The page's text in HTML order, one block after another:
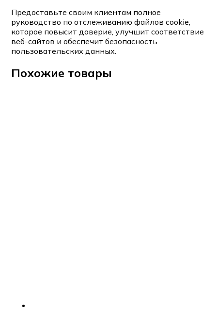
Предоставьте своим клиентам полное
руководство по отслеживанию файлов cookie,
которое повысит доверие, улучшит соответствие
веб-сайтов и обеспечит безопасность
пользовательских данных.
Похожие товары